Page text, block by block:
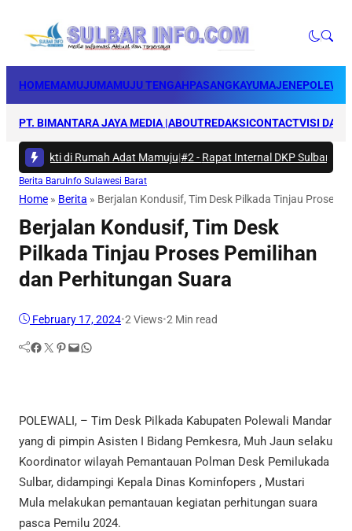
HOMEMAMUJUMAMUJU TENGAHPASANGKAYUMAJENE
PT. BIMANTARA JAYA MEDIA |ABOUTREDAKSICONTACTVISI DAN
Bakti di Rumah Adat Mamuju|#2 -Rapat Internal DKP Sulbar,
Berita Baru Info Sulawesi Barat
Home » Berita » Berjalan Kondusif, Tim Desk Pilkada Tinjau Proses
Berjalan Kondusif, Tim Desk
Pilkada Tinjau Proses Pemilihan
dan Perhitungan Suara
February 17, 2024•2 Views•2 Min read
Facebook Twitter Pinterest Mail WhatsApp
POLEWALI, – Tim Desk Pilkada Kabupaten Polewali Mandar
yang di pimpin Asisten I Bidang Pemkesra, Muh Jaun selaku
Koordinator wilayah Pemantauan Polman Desk Pemilukada
Sulbar, didampingi Kepala Dinas Kominfopers , Mustari
Mula melakukan pemantauan kegiatan perhitungan suara
pasca Pemilu 2024.